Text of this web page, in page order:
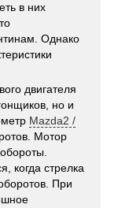
в них
Однако
двигателя
но и
Mazda2 /
Мотор
когда стрелка
При